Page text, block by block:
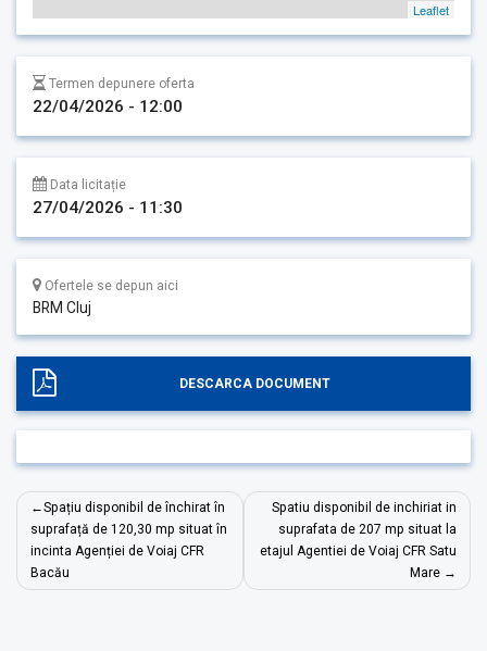
Leaflet
Termen depunere oferta
22/04/2026 - 12:00
Data licitație
27/04/2026 - 11:30
Ofertele se depun aici
BRM Cluj
DESCARCA DOCUMENT
Navigare
în
articole
Spațiu disponibil de închirat în
suprafață de 120,30 mp situat în
incinta Agenției de Voiaj CFR
Bacău
Spatiu disponibil de inchiriat in
suprafata de 207 mp situat la
etajul Agentiei de Voiaj CFR Satu
Mare